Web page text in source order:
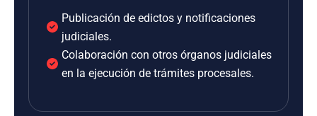
Publicación de edictos y notificaciones
judiciales.
Colaboración con otros órganos judiciales
en la ejecución de trámites procesales.